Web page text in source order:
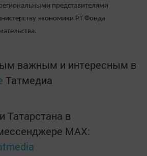
представителями
экономики РТ Фонда
важным и интересным в
Татмедиа
Татарстана в
MАХ: